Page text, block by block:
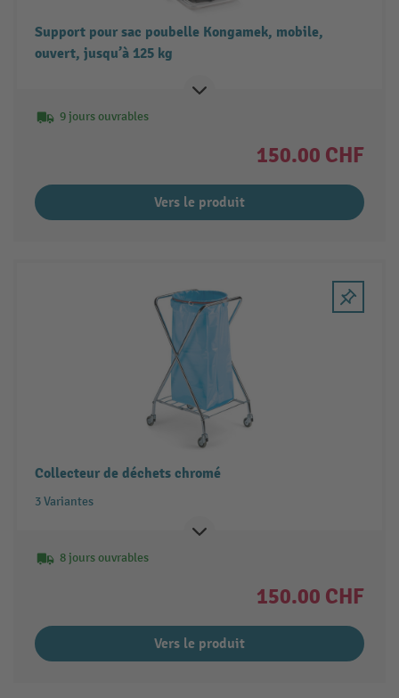
Support pour sac poubelle Kongamek, mobile,
ouvert, jusqu’à 125 kg
9 jours ouvrables
150.00 CHF
Vers le produit
Collecteur de déchets chromé
3 Variantes
8 jours ouvrables
150.00 CHF
Vers le produit